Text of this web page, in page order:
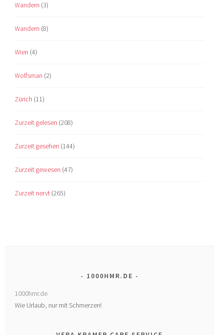
Wandern (3)
Wandern (8)
Wien (4)
Wolfsman (2)
Zürich (11)
Zurzeit gelesen (208)
Zurzeit gesehen (144)
Zurzeit gewesen (47)
Zurzeit nervt (265)
1000HMR.DE
1000hmr.de
Wie Urlaub, nur mit Schmerzen!